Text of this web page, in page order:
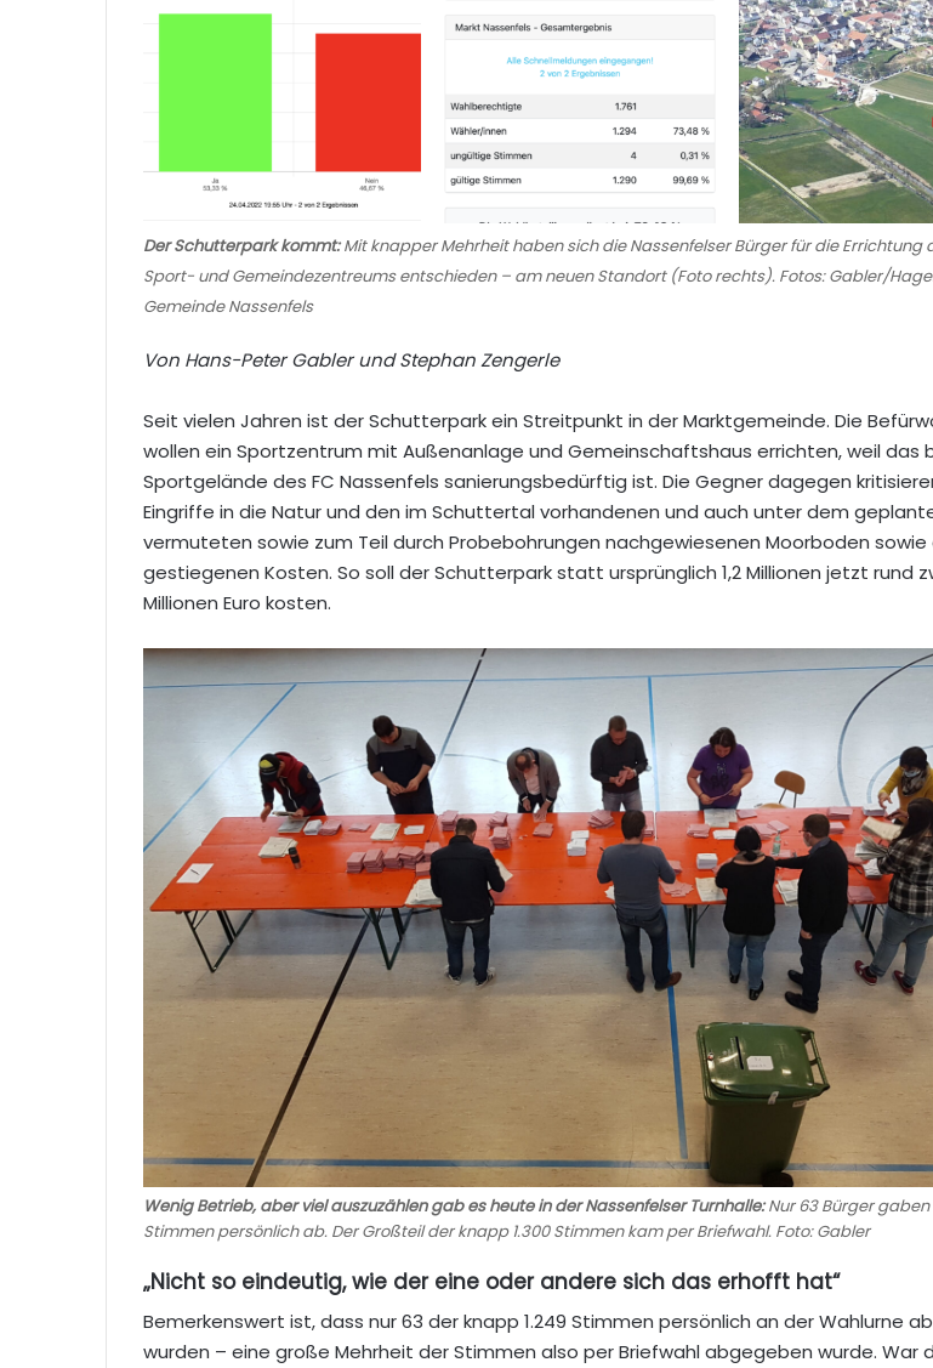
Der Schutterpark kommt:Mit knapper Mehrheit haben sich die Nassenfelser Bürger für die Errichtung
Sport- und Gemeindezentreums entschieden – am neuen Standort (Foto rechts). Fotos: Gabler/
Gemeinde Nassenfels
Von Hans-Peter Gabler und Stephan Zengerle
Seit vielen Jahren ist der Schutterpark ein Streitpunkt in der Marktgemeinde. Die
wollen ein Sportzentrum mit Außenanlage und Gemeinschaftshaus errichten, weil das
Sportgelände des FC Nassenfels sanierungsbedürftig ist. Die Gegner dagegen
Eingriffe in die Natur und den im Schuttertal vorhandenen und auch unter dem
vermuteten sowie zum Teil durch Probebohrungen nachgewiesenen Moorboden sowie
gestiegenen Kosten. So soll der Schutterpark statt ursprünglich 1,2 Millionen jetzt rund
Millionen Euro kosten.
Wenig Betrieb, aber viel auszuzählen gab es heute in der Nassenfelser Turnhalle:Nur 63 Bürger gaben
Stimmen persönlich ab. Der Großteil der knapp 1.300 Stimmen kam per Briefwahl. Foto: Gabler
„Nicht so eindeutig, wie der eine oder andere sich das erhofft hat“
Bemerkenswert ist, dass nur 63 der knapp 1.249 Stimmen persönlich an der Wahlurne
wurden – eine große Mehrheit der Stimmen also per Briefwahl abgegeben wurde. War